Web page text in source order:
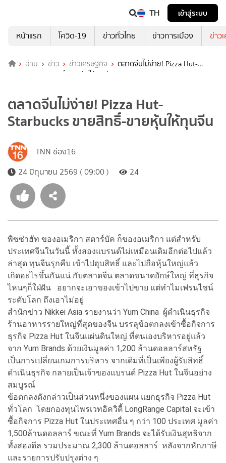
TH
เข้าสู่ระบบ
หน้าแรก
โควิด-19 ข่าวทั่วไทย ข่าวการเมือง ข่าว
อ่าน ข่าว ข่าวเศรษฐกิจ
ตลาดจีนไม่ง่าย! Pizza Hut-
Starbucks ขายสิทธิ์-ขายหุ้นให้ทุนจีน
ตลาดจีนไม่ง่าย! Pizza Hut-
Starbucks ขายสิทธิ์-ขายหุ้นให้ทุนจีน
TNN ช่อง16
24 มิถุนายน 2569 ( 09:00 )
24
พิซซ่าฮัท ของอเมริกา สตาร์บัค ก็ของอเมริกา แต่สำหรับ
ประเทศจีนในวันนี้ ทั้งสองแบรนด์ไม่เหมือนเดิมอีกต่อไปแล้ว
ล่าสุด ทุนจีนรุกคืบ เข้าไปฮุบสิทธิ์ และไปถือหุ้นใหญ่แล้ว
เกิดอะไรขึ้นกันแน่ กับตลาดจีน ตลาดขนาดยักษ์ใหญ่ ที่ธุรกิจ
ไหนๆก็ใฝ่ฝัน อยากจะเอาของเข้าไปขาย แต่ทำไมเฟรนไชน์
ระดับโลก ถึงเอาไม่อยู่
สำนักข่าว Nikkei Asia รายงานว่า Yum China ผู้ดำเนินธุรกิจ
ร้านอาหารรายใหญ่ที่สุดของจีน บรรลุข้อตกลงเข้าซื้อกิจการ
ธุรกิจ Pizza Hut ในจีนแผ่นดินใหญ่ ที่ตนเองบริหารอยู่แล้ว
จาก Yum Brands ด้วยเงินมูลค่า 1,200 ล้านดอลลาร์สหรัฐ
เป็นการเปลี่ยนเกมการบริหาร จากเดิมที่เป็นเพียงผู้รับสิทธิ์
ดำเนินธุรกิจ กลายเป็นเจ้าของแบรนด์ Pizza Hut ในจีนอย่าง
สมบูรณ์
ข้อตกลงดังกล่าวเป็นส่วนหนึ่งของแผน แยกธุรกิจ Pizza Hut
ทั่วโลก โดยกองทุนไพรเวทอิควิตี้ LongRange Capital จะเข้า
ซื้อกิจการ Pizza Hut ในประเทศอื่น ๆ กว่า 100 ประเทศ มูลค่า
1,500ล้านดอลลาร์ ขณะที่ Yum Brands จะได้รับเงินสุทธิจาก
ทั้งสองดีล รวมประมาณ 2,300 ล้านดอลลาร์ หลังจากหักภาษี
และรายการปรับปรุงต่าง ๆ